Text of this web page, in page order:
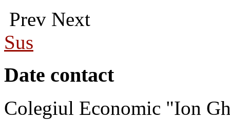
Prev Next
Sus
Date contact
Colegiul Economic "Ion